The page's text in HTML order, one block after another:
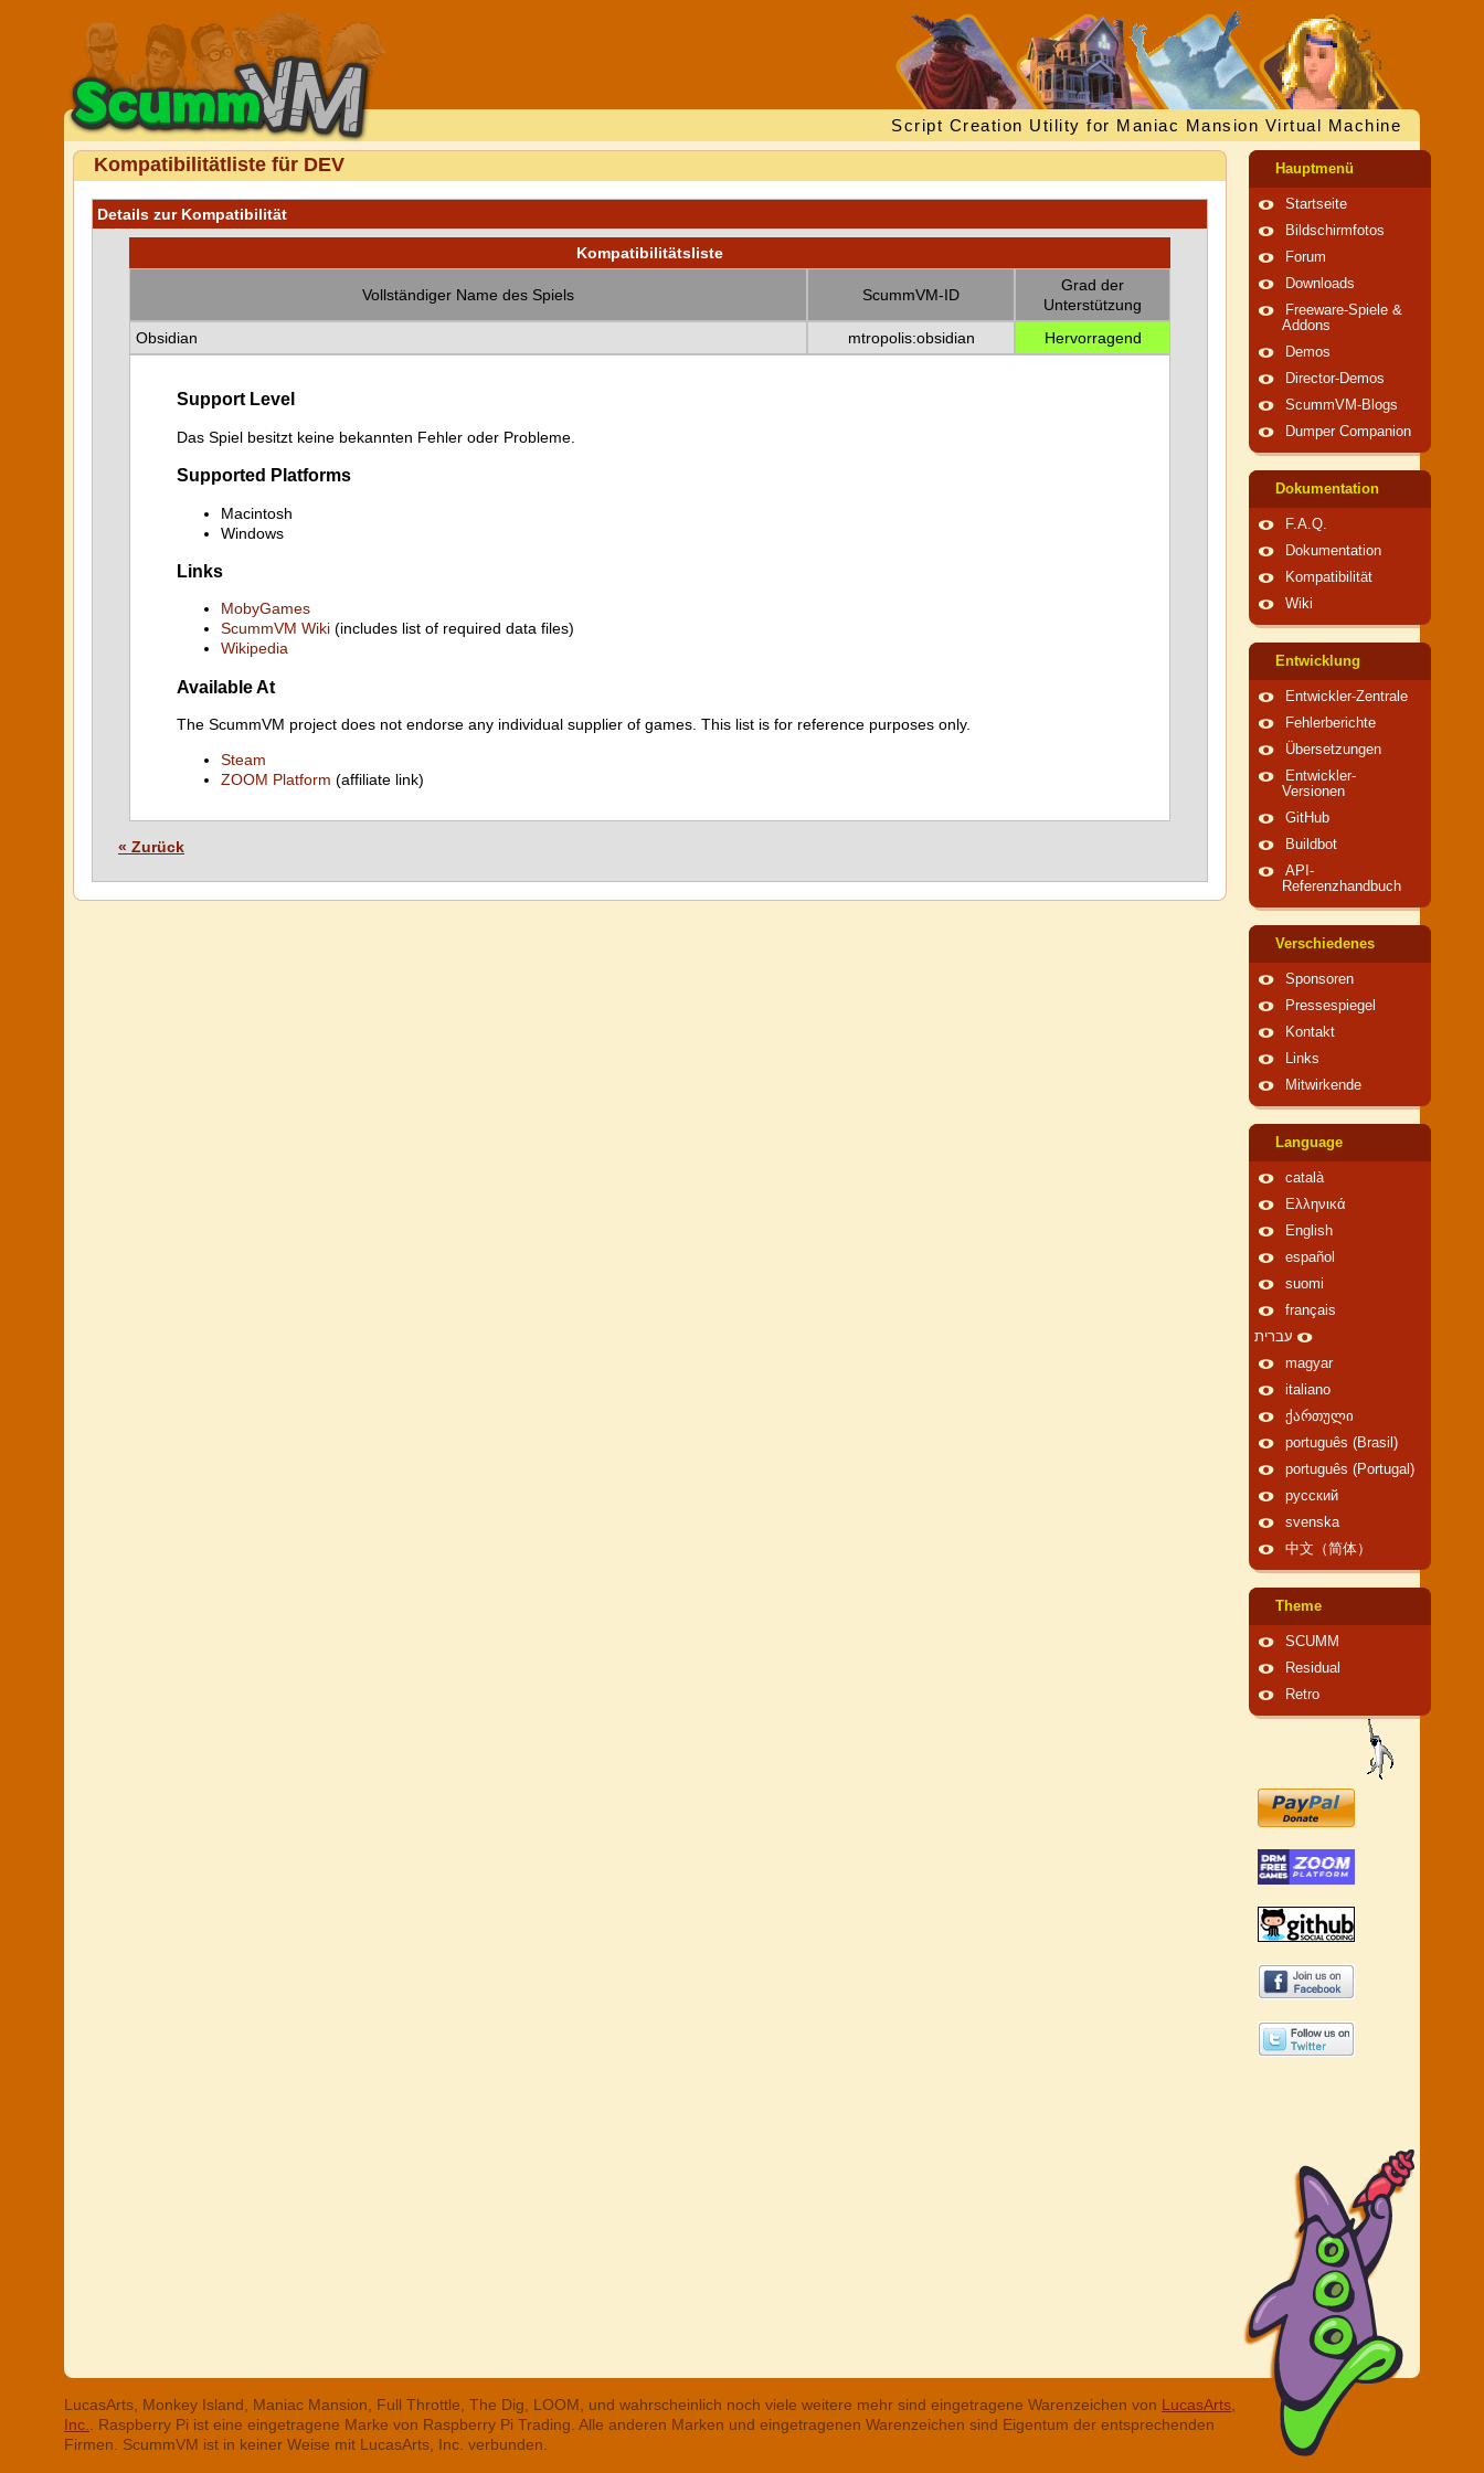
Script Creation Utility for Maniac Mansion Virtual Machine
Kompatibilitätliste für DEV
Details zur Kompatibilität
Kompatibilitätsliste
Vollständiger Name des Spiels ScummVM-ID
Grad der
Unterstützung
Obsidian
mtropolis:obsidian Hervorragend
Support Level
Das Spiel besitzt keine bekannten Fehler oder Probleme.
Supported Platforms
Macintosh
Windows
Links
MobyGames
ScummVM Wiki (includes list of required data files)
Wikipedia
Available At
The ScummVM project does not endorse any individual supplier of games. This list is for reference purposes only.
Steam
ZOOM Platform (affiliate link)
« Zurück
Hauptmenü
Startseite
Bildschirmfotos
Forum
Downloads
Freeware-Spiele &
Addons
Demos
Director-Demos
ScummVM-Blogs
Dumper Companion
Dokumentation
F.A.Q.
Dokumentation
Kompatibilität
Wiki
Entwicklung
Entwickler-Zentrale
Fehlerberichte
Übersetzungen
Entwickler-
Versionen
GitHub
Buildbot
API-
Referenzhandbuch
Verschiedenes
Sponsoren
Pressespiegel
Kontakt
Links
Mitwirkende
Language
català
Ελληνικά
English
español
suomi
français
עברית
magyar
italiano
ქართული
português (Brasil)
português (Portugal)
русский
svenska
中文（简体）
Theme
SCUMM
Residual
Retro
LucasArts, Monkey Island, Maniac Mansion, Full Throttle, The Dig, LOOM, und wahrscheinlich noch viele weitere mehr sind eingetragene Warenzeichen von LucasArts,
Inc.
. Raspberry Pi ist eine eingetragene Marke von Raspberry Pi Trading. Alle anderen Marken und eingetragenen Warenzeichen sind Eigentum der entsprechenden
Firmen. ScummVM ist in keiner Weise mit LucasArts, Inc. verbunden.